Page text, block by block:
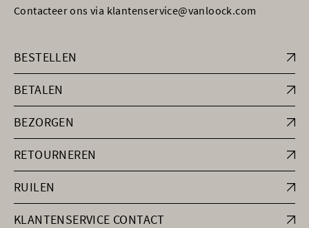
Contacteer ons via klantenservice@vanloock.com
BESTELLEN
BETALEN
BEZORGEN
RETOURNEREN
RUILEN
KLANTENSERVICE CONTACT